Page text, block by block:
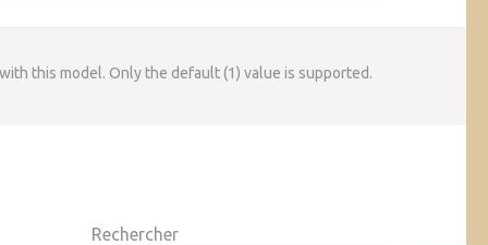
this model. Only the default (1) value is supported.
Rechercher